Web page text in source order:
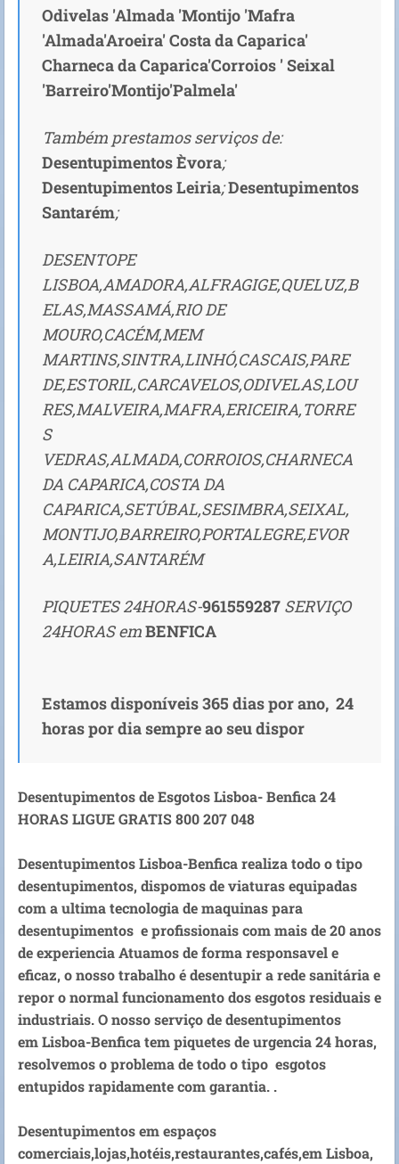
Odivelas 'Almada 'Montijo 'Mafra
'Almada'Aroeira' Costa da Caparica'
Charneca da Caparica'Corroios ' Seixal
'Barreiro'Montijo'Palmela'
Também prestamos serviços de:
Desentupimentos Èvora;
Desentupimentos Leiria;Desentupimentos
Santarém;
DESENTOPE
LISBOA,AMADORA,ALFRAGIGE,QUELUZ,B
ELAS,MASSAMÁ,RIO DE
MOURO,CACÉM,MEM
MARTINS,SINTRA,LINHÓ,CASCAIS,PARE
DE,ESTORIL,CARCAVELOS,ODIVELAS,LOU
RES,MALVEIRA,MAFRA,ERICEIRA,TORRE
S
VEDRAS,ALMADA,CORROIOS,CHARNECA
DA CAPARICA,COSTA DA
CAPARICA,SETÚBAL,SESIMBRA,SEIXAL,
MONTIJO,BARREIRO,PORTALEGRE,EVOR
A,LEIRIA,SANTARÉM
PIQUETES 24HORAS-961559287 SERVIÇO
24HORAS emBENFICA
Estamos disponíveis 365 dias por ano, 24
horas por dia sempre ao seu dispor
Desentupimentos de Esgotos Lisboa- Benfica 24
HORAS LIGUE GRATIS 800 207 048
Desentupimentos Lisboa-Benfica realiza todo o tipo
desentupimentos, dispomos de viaturas equipadas
com a ultima tecnologia de maquinas para
desentupimentos e profissionais com mais de 20 anos
de experiencia Atuamos de forma responsavel e
eficaz, o nosso trabalho é desentupir a rede sanitária e
repor o normal funcionamento dos esgotos residuais e
industriais. O nosso serviço de desentupimentos
em Lisboa-Benfica tem piquetes de urgencia 24 horas,
resolvemos o problema de todo o tipo esgotos
entupidos rapidamente com garantia. .
Desentupimentos em espaços
comerciais,lojas,hotéis,restaurantes,cafés,em Lisboa,